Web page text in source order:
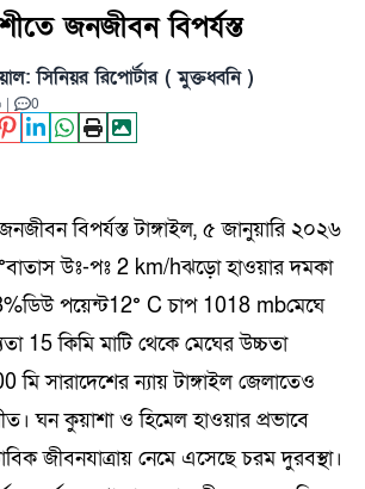
শীতে জনজীবন বিপর্যস্ত
সিনিয়র রিপোর্টার ( মুক্তধ্বনি )
| 0
জনজীবন বিপর্যস্ত টাঙ্গাইল, ৫ জানুয়ারি ২০২৬
উঃ-পঃ 2 km/hঝড়ো হাওয়ার দমকা
পয়েন্ট12° C চাপ 1018 mbমেঘে
15 কিমি মাটি থেকে মেঘের উচ্চতা
সারাদেশের ন্যায় টাঙ্গাইল জেলাতেও
ঘন কুয়াশা ও হিমেল হাওয়ার প্রভাবে
জীবনযাত্রায় নেমে এসেছে চরম দুরবস্থা।